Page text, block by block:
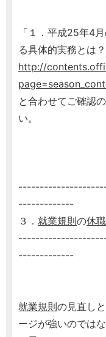
「１．平成25年4
る具体的実務とは？
http://
と合わせてご確認
い。
-------------
３． 就業規則の休
-------------
就業規則の見直し
ージが強いのでは